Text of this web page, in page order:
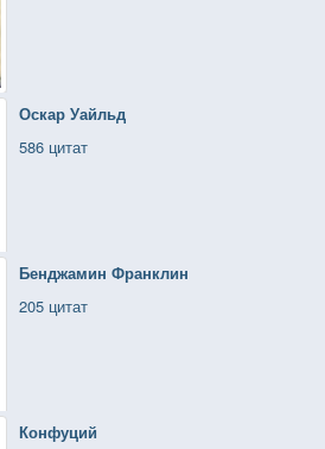
Оскар Уайльд
586 цитат
Бенджамин Франклин
205 цитат
Конфуций